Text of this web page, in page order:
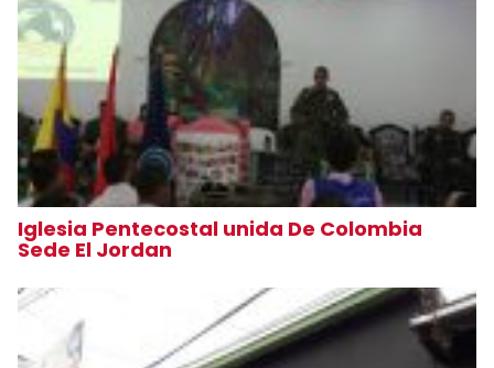
Iglesia Pentecostal unida De Colombia
Sede El Jordan